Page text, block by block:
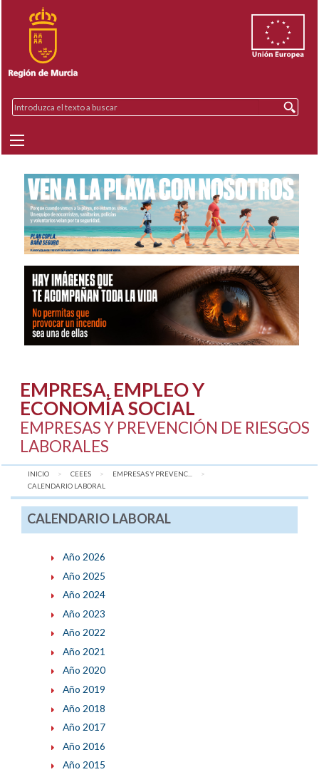
EMPRESA, EMPLEO Y
ECONOMÍA SOCIAL
EMPRESAS Y PREVENCIÓN DE RIESGOS
LABORALES
INICIO CEEES
EMPRESAS Y PREVENC...
AQUÍ:
CALENDARIO LABORAL
CALENDARIO LABORAL
Año 2026
Año 2025
Año 2024
Año 2023
Año 2022
Año 2021
Año 2020
Año 2019
Año 2018
Año 2017
Año 2016
Año 2015